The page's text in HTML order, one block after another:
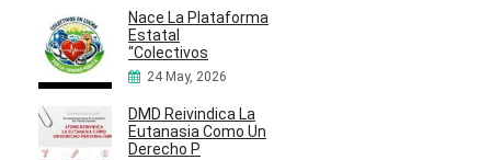
Nace La Plataforma
Estatal
“Colectivos
24 May, 2026
DMD Reivindica La
Eutanasia Como Un
Derecho P